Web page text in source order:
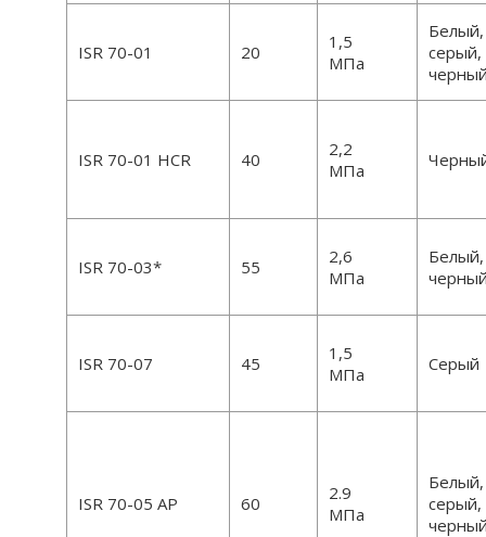
ISR 70-01 20
1,5
МПа
Белый,
серый,
ISR 70-01 HCR 40
2,2
МПа
ISR 70-03* 55
2,6
МПа
Белый,
ISR 70-07 45
1,5
МПа
Серый
ISR 70-05 AP 60
2.9
МПа
Белый,
серый,